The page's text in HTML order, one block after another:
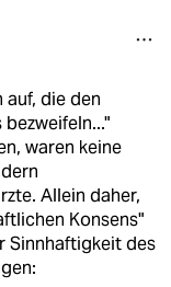
die den
waren keine
Allein daher,
Konsens"
Sinnhaftigkeit des